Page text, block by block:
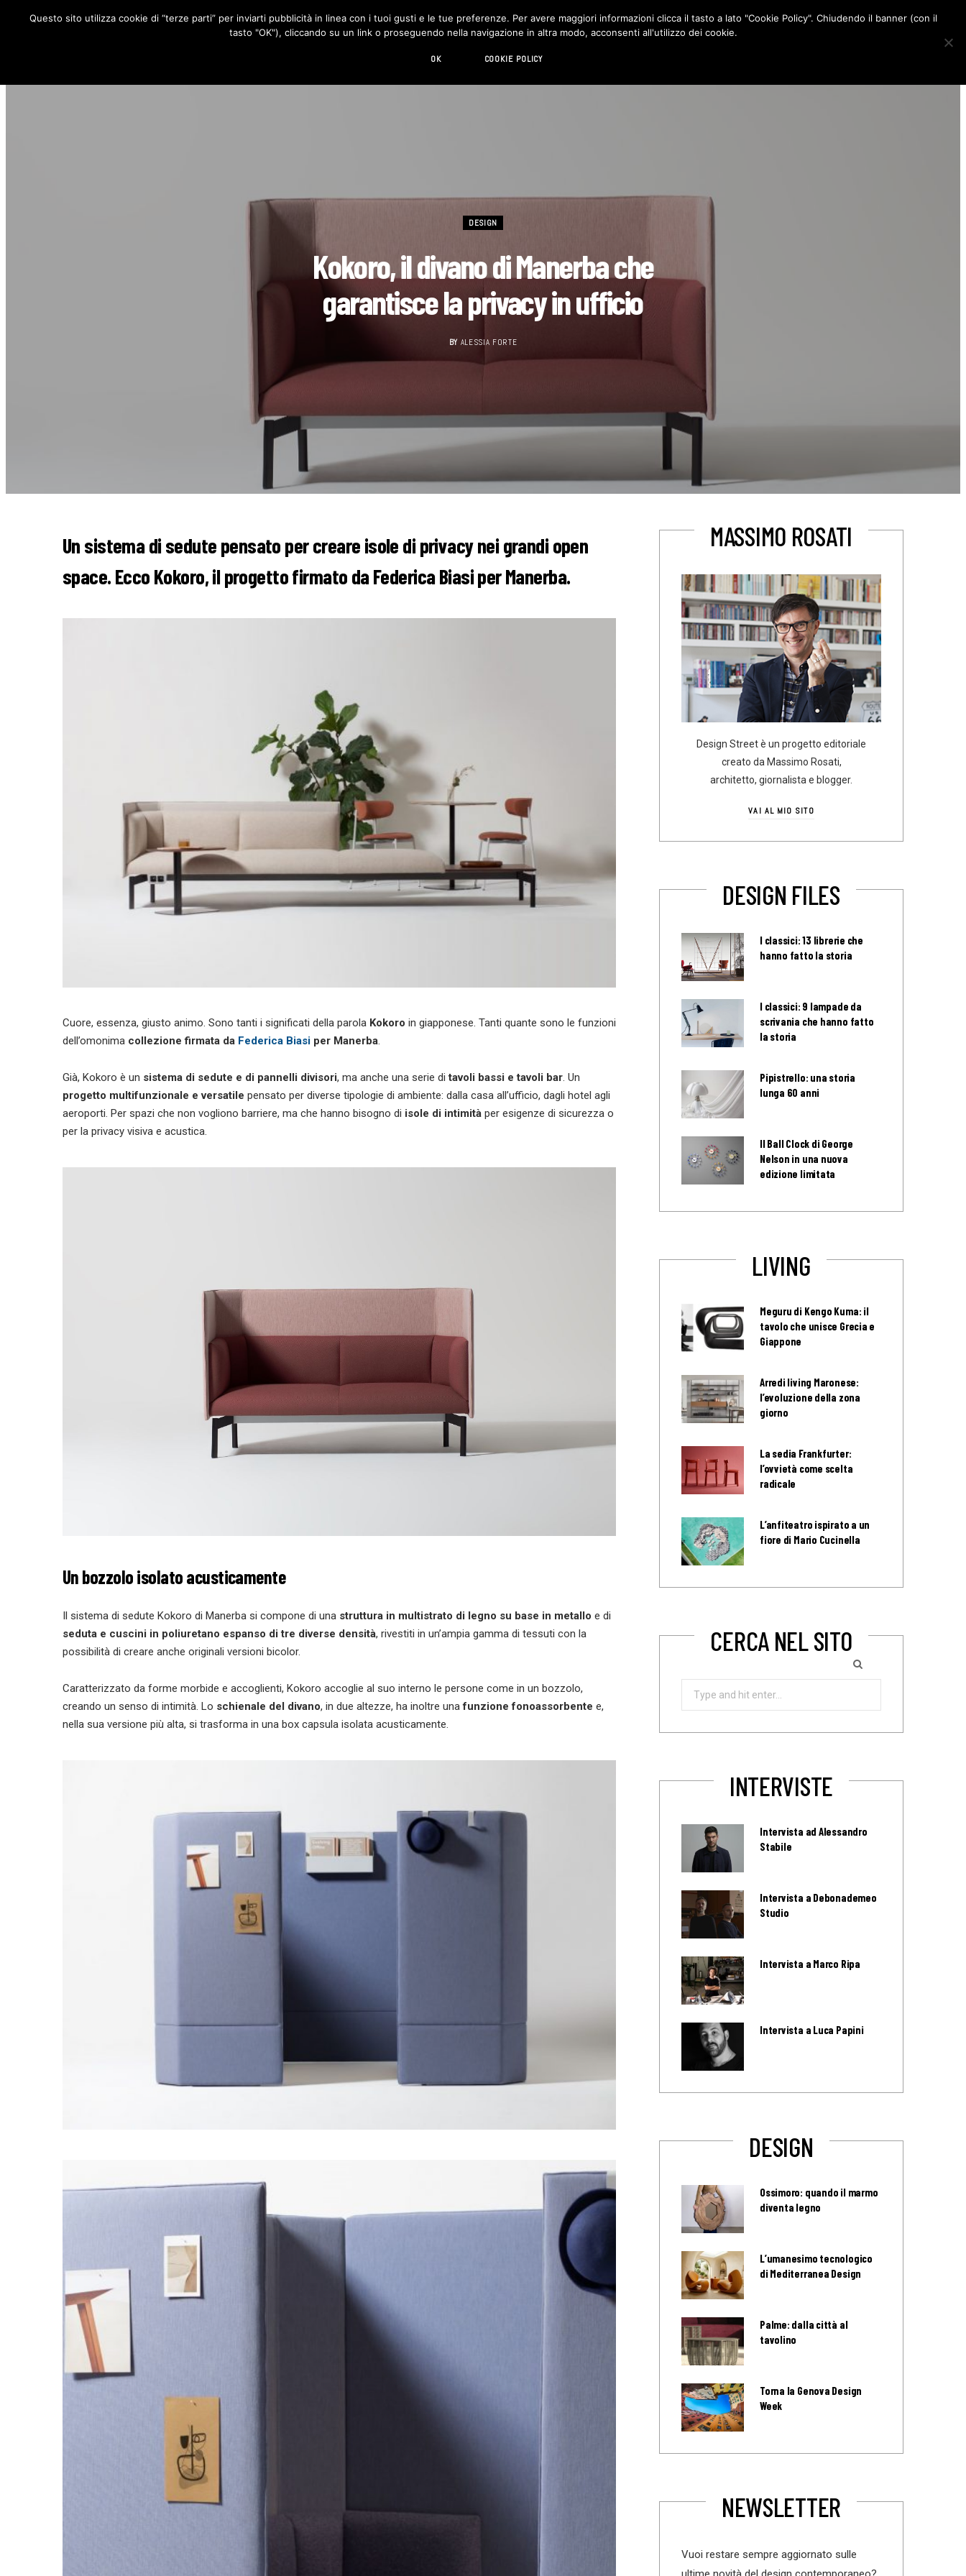
RUBRICHE DESIGN LIVING HI-TECH CHI SIAMO CONTATTI
o
g
r
d
DESIGN
Kokoro, il divano di Manerba che
garantisce la privacy in ufficio
BY ALESSIA FORTE
Un sistema di sedute pensato per creare isole di privacy nei grandi open
space. Ecco Kokoro, il progetto firmato da Federica Biasi per Manerba.
Cuore, essenza, giusto animo. Sono tanti i significati della parola Kokoro in giapponese. Tanti quante sono le funzioni
dell’omonima collezione firmata da Federica Biasi per Manerba.
Già, Kokoro è un sistema di sedute e di pannelli divisori, ma anche una serie ditavoli bassi e tavoli bar. Un
progetto multifunzionale e versatile pensato per diverse tipologie di ambiente: dalla casa all’ufficio, dagli hotel agli
aeroporti. Per spazi che non vogliono barriere, ma che hanno bisogno di isole di intimità per esigenze di sicurezza o
per la privacy visiva e acustica.
Un bozzolo isolato acusticamente
Il sistema di sedute Kokoro di Manerba si compone di una struttura in multistrato di legno su base in metallo e di
seduta e cuscini in poliuretano espanso di tre diverse densità, rivestiti in un’ampia gamma di tessuti con la
possibilità di creare anche originali versioni bicolor.
Caratterizzato da forme morbide e accoglienti, Kokoro accoglie al suo interno le persone come in un bozzolo,
creando un senso di intimità. Lo schienale del divano, in due altezze, ha inoltre unafunzione fonoassorbente e,
nella sua versione più alta, si trasforma in una box capsula isolata acusticamente.
MASSIMO ROSATI
Design Street è un progetto editoriale
creato da Massimo Rosati,
architetto, giornalista e blogger.
VAI AL MIO SITO
DESIGN FILES
I classici: 13 librerie che
hanno fatto la storia
I classici: 9 lampade da
scrivania che hanno fatto
la storia
Pipistrello: una storia
lunga 60 anni
Il Ball Clock di George
Nelson in una nuova
edizione limitata
LIVING
Meguru di Kengo Kuma: il
tavolo che unisce Grecia e
Giappone
Arredi living Maronese:
l’evoluzione della zona
giorno
La sedia Frankfurter:
l’ovvietà come scelta
radicale
L’anfiteatro ispirato a un
fiore di Mario Cucinella
CERCA NEL SITO
Search
INTERVISTE
Intervista ad Alessandro
Stabile
Intervista a Debonademeo
Studio
Intervista a Marco Ripa
Intervista a Luca Papini
DESIGN
Ossimoro: quando il marmo
diventa legno
L’umanesimo tecnologico
di Mediterranea Design
Palme: dalla città al
tavolino
Torna la Genova Design
Week
NEWSLETTER
Vuoi restare sempre aggiornato sulle
Questo sito utilizza cookie di “terze parti” per inviarti pubblicità in linea con i tuoi gusti e le tue preferenze. Per avere maggiori informazioni clicca il tasto a lato "Cookie Policy". Chiudendo il banner (con il
tasto "OK"), cliccando su un link o proseguendo nella navigazione in altra modo, acconsenti all'utilizzo dei cookie.
OK COOKIE POLICY